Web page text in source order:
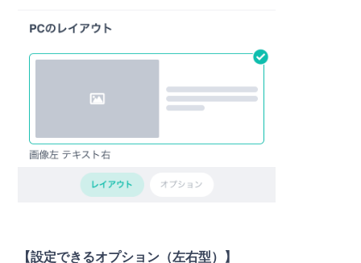
【設定できるオプション（左右型）】